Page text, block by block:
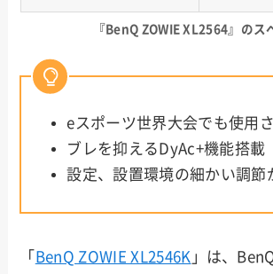
『BenQ ZOWIE XL2564』のス
eスポーツ世界大会でも使用
ブレを抑えるDyAc+機能搭載
設定、設置環境の細かい調節
「 BenQ ZOWIE XL2546K 」は、